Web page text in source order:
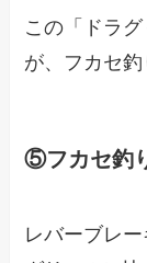
この「ドラ
が、フカセ釣
⑤フカセ釣
レバーブレ